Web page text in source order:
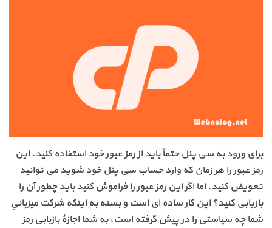
برای ورود به سی پنل حتماً باید از رمز عبور خود استفاده کنید. این
رمز عبور را هر زمان که وارد حساب سی پنل خود شوید می توانید
تعویض کنید. اما اگر این رمز عبور را فراموش کنید باید چطور آن را
بازیابی کنید؟ این کار ساده ای است و بسته به اینکه شرکت میزبانیِ
شما چه سیاستی را در پیش گرفته است، به شما اجازۀ بازبابی رمز